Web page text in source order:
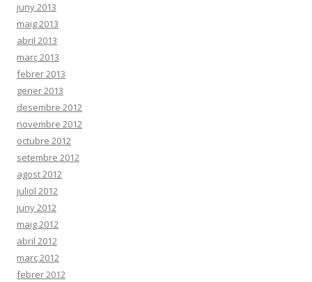
juny 2013
maig 2013
abril 2013
març 2013
febrer 2013
gener 2013
desembre 2012
novembre 2012
octubre 2012
setembre 2012
agost 2012
juliol 2012
juny 2012
maig 2012
abril 2012
març 2012
febrer 2012